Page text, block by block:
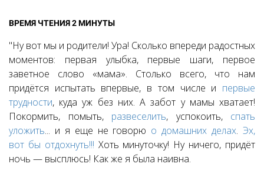
ВРЕМЯ ЧТЕНИЯ 2 МИНУТЫ
"Ну вот мы и родители! Ура! Сколько впереди радостных
моментов: первая улыбка, первые шаги, первое
заветное слово «мама». Столько всего, что нам
придётся испытать впервые, в том числе и первые
трудности, куда уж без них.А забот у мамы хватает!
Покормить, помыть, развеселить, успокоить, спать
уложить... и я еще не говорю о домашних делах.Эх,
вот бы отдохнуть!!! Хоть минуточку! Ну ничего, придёт
ночь — высплюсь! Как же я была наивна.